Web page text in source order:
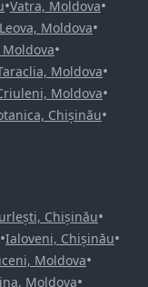
•Vatra, Moldova•
Leova, Moldova•
•
Moldova•
Moldova•
Chișinău•
Chișinău•
•Ialoveni, Chișinău•
Moldova•
Moldova•